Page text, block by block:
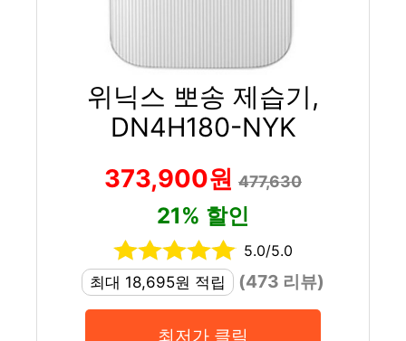
위닉스 뽀송 제습기,
DN4H180-NYK
373,900원 477,630
21% 할인
5.0/5.0
최대 18,695원 적립
(473 리뷰)
최저가 클릭